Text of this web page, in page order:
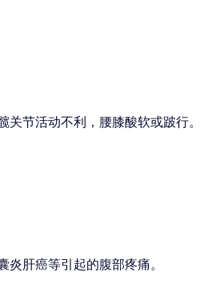
节活动不利，腰膝酸软或跛行。
肝癌等引起的腹部疼痛。